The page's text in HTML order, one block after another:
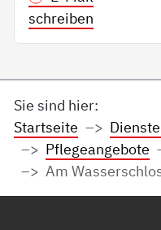
schreiben
Sie sind hier:
Startseite
Pflegeangebote
Am